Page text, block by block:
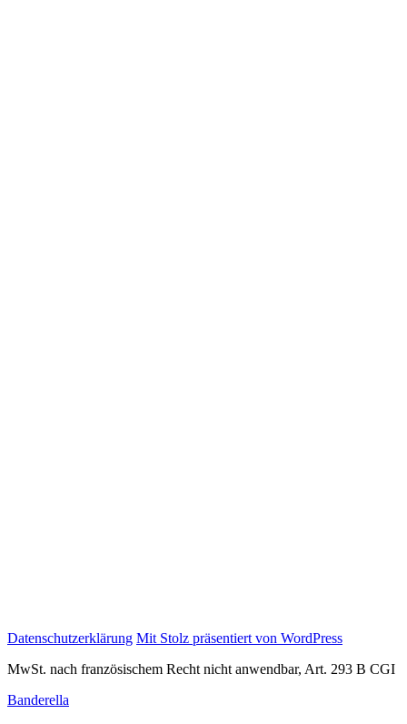
Datenschutzerklärung Mit Stolz präsentiert von WordPress
MwSt. nach französischem Recht nicht anwendbar, Art. 293 B CGI
Banderella